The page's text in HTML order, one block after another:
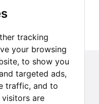
tracking
your browsing
to show you
targeted ads,
traffic, and to
visitors are